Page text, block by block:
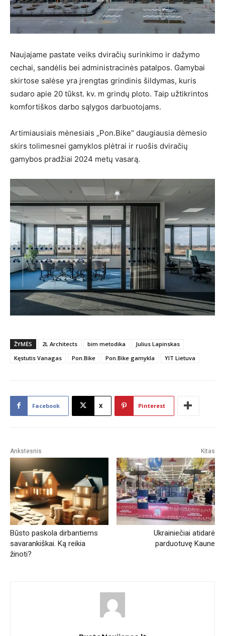
Naujajame pastate veiks dviračių surinkimo ir dažymo
cechai, sandėlis bei administracinės patalpos. Gamybai
skirtose salėse yra įrengtas grindinis šildymas, kuris
sudaro apie 20 tūkst. kv. m grindų ploto. Taip užtikrintos
komfortiškos darbo sąlygos darbuotojams.
Artimiausiais mėnesiais „Pon.Bike“ daugiausia dėmesio
skirs tolimesnei gamyklos plėtrai ir ruošis dviračių
gamybos pradžiai 2024 metų vasarą.
ŽYMĖS 2L Architects bim metodika
Julius Lapinskas
Kęstutis Vanagas
Pon.Bike Pon.Bike gamykla YIT Lietuva
Facebook X Pinterest
Ankstesnis
Būsto paskola dirbantiems
savarankiškai. Ką reikia
žinoti?
Kitas
Ukrainiečiai atidarė
parduotuvę Kaune